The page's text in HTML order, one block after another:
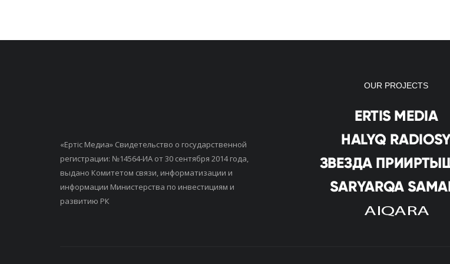
«Ертiс Медиа» Свидетельство о государственной
регистрации: №14564-ИА от 30 сентября 2014 года,
выдано Комитетом связи, информатизации и
информации Министерства по инвестициям и
развитию РК
OUR PROJECTS